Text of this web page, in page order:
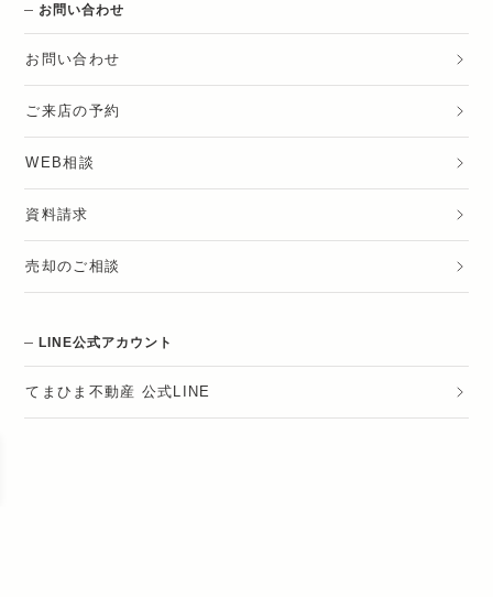
お問い合わせ
お問い合わせ
ご来店の予約
WEB相談
資料請求
売却のご相談
LINE公式アカウント
てまひま不動産 公式LINE